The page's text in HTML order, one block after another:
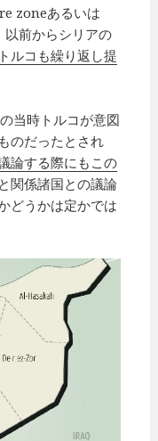
zoneあるいは
前からシリアの
トルコも繰り返し提
当時トルコが意図
のだったとされ
論する際にもこの
関係諸国との議論
どうかは定かでは